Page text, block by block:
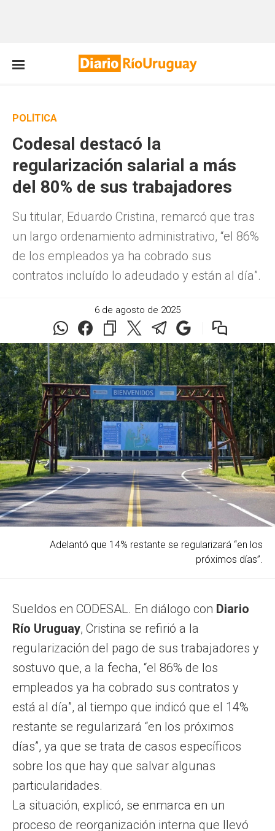
POLÍTICA
Codesal destacó la
regularización salarial a más
del 80% de sus trabajadores
Su titular, Eduardo Cristina, remarcó que tras
un largo ordenamiento administrativo, “el 86%
de los empleados ya ha cobrado sus
contratos incluído lo adeudado y están al día”.
6 de agosto de 2025
Adelantó que 14% restante se regularizará “en los
próximos días”.
Sueldos en CODESAL. En diálogo con Diario
Río Uruguay, Cristina se refirió a la
regularización del pago de sus trabajadores y
sostuvo que, a la fecha, “el 86% de los
empleados ya ha cobrado sus contratos y
está al día”, al tiempo que indicó que el 14%
restante se regularizará “en los próximos
días”, ya que se trata de casos específicos
sobre los que hay que salvar algunas
particularidades.
La situación, explicó, se enmarca en un
proceso de reorganización interna que llevó